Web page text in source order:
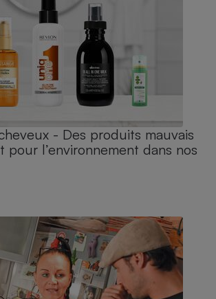
- Des produits mauvais
pour l’environnement dans nos